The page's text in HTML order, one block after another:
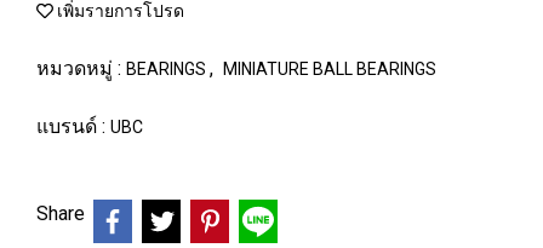
เพิ่มรายการโปรด
หมวดหมู่ : BEARINGS , MINIATURE BALL BEARINGS
แบรนด์ : UBC
Share